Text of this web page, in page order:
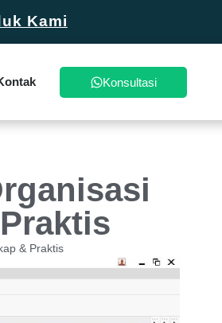
Kami
Konsultasi
& Praktis